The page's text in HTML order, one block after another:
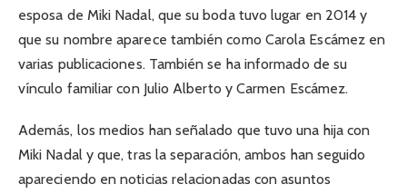
esposa de Miki Nadal, que su boda tuvo lugar en 2014 y
que su nombre aparece también como Carola Escámez en
varias publicaciones. También se ha informado de su
vínculo familiar con Julio Alberto y Carmen Escámez.
Además, los medios han señalado que tuvo una hija con
Miki Nadal y que, tras la separación, ambos han seguido
apareciendo en noticias relacionadas con asuntos